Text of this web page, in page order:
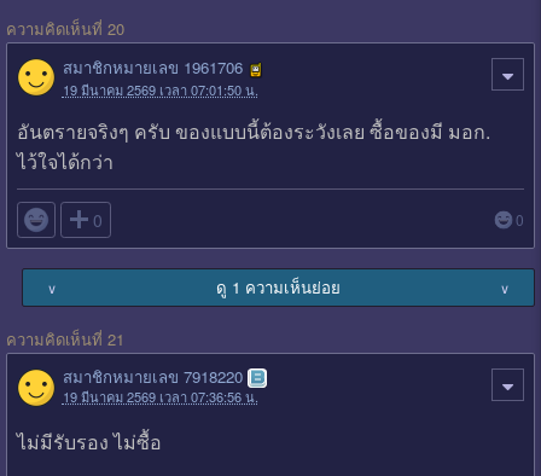
ความคิดเห็นที่ 20
สมาชิกหมายเลข 1961706
19 มีนาคม 2569 เวลา 07:01:50 น.
อันตรายจริงๆ ครับ ของแบบนี้ต้องระวังเลย ซื้อของมี มอก.
ไว้ใจได้กว่า
 0 0
∨ ดู 1 ความเห็นย่อย ∨
ความคิดเห็นที่ 21
สมาชิกหมายเลข 7918220
19 มีนาคม 2569 เวลา 07:36:56 น.
ไม่มีรับรอง ไม่ซื้อ